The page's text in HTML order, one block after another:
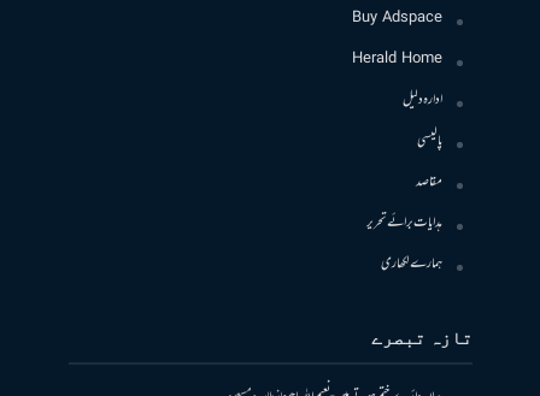
Buy Adspace
Herald Home
ادارہ دلیل
پالیسی
مقاصد
ہدایات برائے تحریر
ہمارے لکھاری
تازہ تبصرے